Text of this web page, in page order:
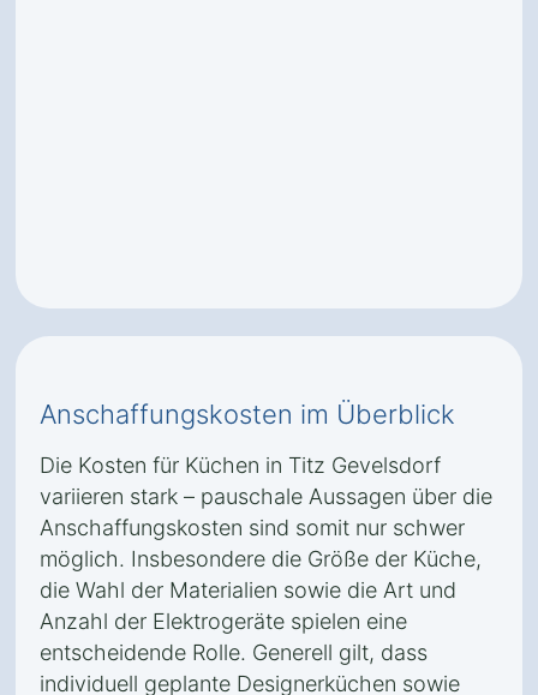
Anschaffungskosten im Überblick
Die Kosten für Küchen in Titz Gevelsdorf
variieren stark – pauschale Aussagen über die
Anschaffungskosten sind somit nur schwer
möglich. Insbesondere die Größe der Küche,
die Wahl der Materialien sowie die Art und
Anzahl der Elektrogeräte spielen eine
entscheidende Rolle. Generell gilt, dass
individuell geplante Designerküchen sowie